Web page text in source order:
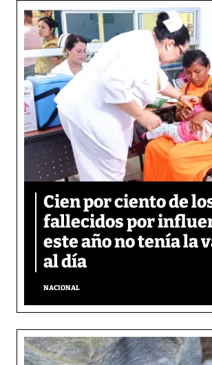
Cien por ciento de
fallecidos por
este año no tenía la
al día
NACIONAL